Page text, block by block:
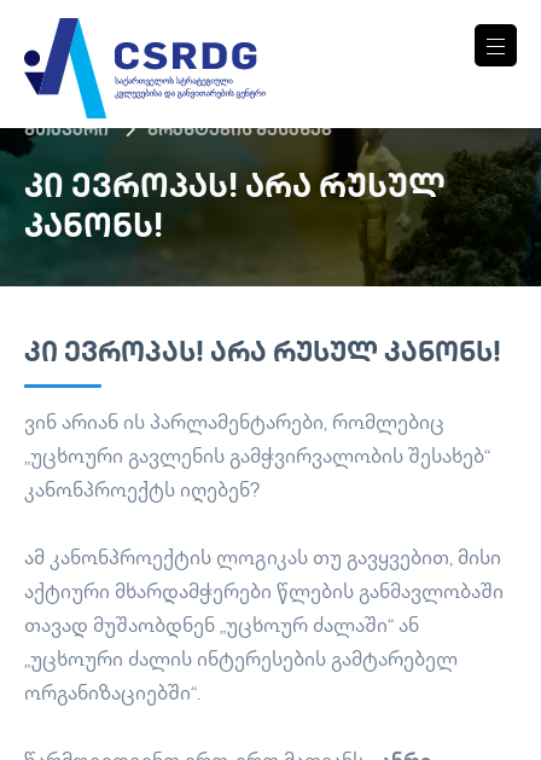
მთავარი გრანტების შესახებ
ᲙᲘ ᲔᲕᲠᲝᲞᲐᲡ! ᲐᲠᲐ ᲠᲣᲡᲣᲚ
ᲙᲐᲜᲝᲜᲡ!
ᲙᲘ ᲔᲕᲠᲝᲞᲐᲡ! ᲐᲠᲐ ᲠᲣᲡᲣᲚ ᲙᲐᲜᲝᲜᲡ!
ვინ არიან ის პარლამენტარები, რომლებიც
„უცხოური გავლენის გამჭვირვალობის შესახებ“
კანონპროექტს იღებენ?
ამ კანონპროექტის ლოგიკას თუ გავყვებით, მისი
აქტიური მხარდამჭერები წლების განმავლობაში
თავად მუშაობდნენ „უცხოურ ძალაში“ ან
„უცხოური ძალის ინტერესების გამტარებელ
ორგანიზაციებში“.